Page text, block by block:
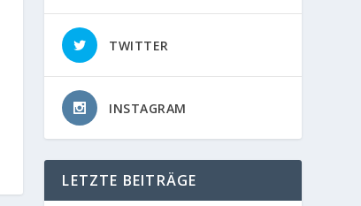
TWITTER
INSTAGRAM
LETZTE BEITRÄGE